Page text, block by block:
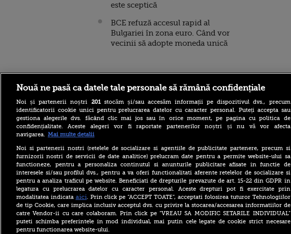
este sceptică
BCE refuză accesul rapid al
Bulgariei în zona euro. Când vor
vecinii să adopte moneda unică
Stirileprotv.ro
La aproape 100 de ani, face
acrobații pe aripa unui
avion. Povestea incredibilă
a lui Elizabeth Bromage.
VIDEO
De ce Bulgaria are producție
record la Kozlodui pe timp
de secetă, în timp ce
România importă energie
Moment istoric pentru
catolicii din România.
ilike-it.ro
Nouă ne pasă ca datele tale personale să rămână confidențiale
Noi și partenerii noștri 201stocăm și/sau accesăm informații pe dispozitivul dvs., precum
identificatorii cookie unici pentru prelucrarea datelor cu caracter personal. Puteți accepta sau
gestiona alegerile dvs. făcând clic mai jos sau în orice moment, pe pagina cu politica de
confidențialitate. Aceste alegeri vor fi raportate partenerilor noștri și nu vă vor afecta
navigarea. Mai multe detalii
Noi si partenerii nostri (retelele de socializare si agentiile de publicitate partenere, precum si
furnizorii nostri de servicii de date analitice) prelucram date pentru a permite website-ului sa
functioneze, pentru a personaliza continutul si anunturile publicitare afisate in functie de
interesele si/sau profilul dvs., pentru a va oferi functionalitati aferente retelelor de socializare si
pentru a analiza traficul pe website. Beneficiati de drepturile prevazute de art. 15-22 din GDPR in
legatura cu prelucrarea datelor cu caracter personal. Aceste drepturi pot fi exercitate prin
modalitatea indicata aici. Prin click pe “ACCEPT TOATE”, acceptati folosirea tuturor Tehnologiilor
de tip Cookie, care implica inclusiv acceptul dvs. cu privire la stocarea/accesarea informatiilor de
catre Vendor-ii cu care colaboram. Prin click pe “VREAU SA MODIFIC SETARILE INDIVIDUAL”
puteti schimba preferintele in mod individual, mai putin cele legate de cookie strict necesare
pentru functionarea website-ului.